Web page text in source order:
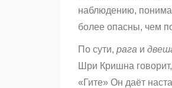
наблюдению,
более опасны, чем
По сути, рага и
Шри Кришна
«Гите» Он даёт